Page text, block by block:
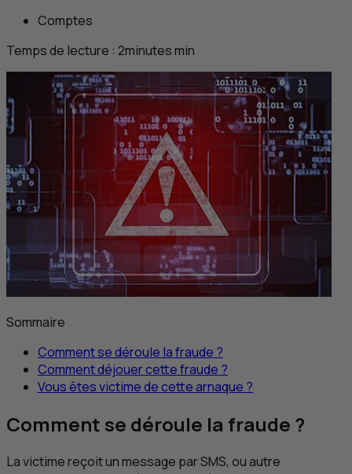
Comptes
Temps de lecture : 2minutesmin
Sommaire
Comment se déroule la fraude ?
Comment déjouer cette fraude ?
Vous êtes victime de cette arnaque ?
Comment se déroule la fraude ?
La victime reçoit un message parSMS, ou autre